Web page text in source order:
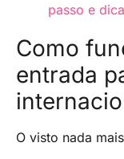
passo e
Como
entrada
O visto nada